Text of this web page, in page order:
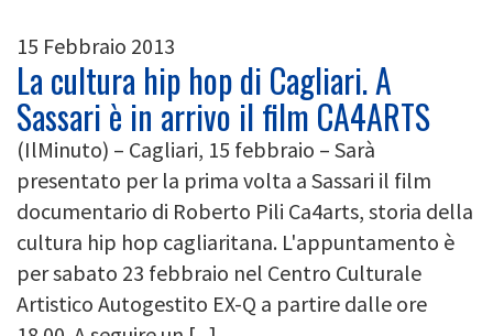
15 Febbraio 2013
La cultura hip hop di Cagliari. A
Sassari è in arrivo il film CA4ARTS
(IlMinuto) – Cagliari, 15 febbraio – Sarà
presentato per la prima volta a Sassari il film
documentario di Roberto Pili Ca4arts, storia della
cultura hip hop cagliaritana. L'appuntamento è
per sabato 23 febbraio nel Centro Culturale
Artistico Autogestito EX-Q a partire dalle ore